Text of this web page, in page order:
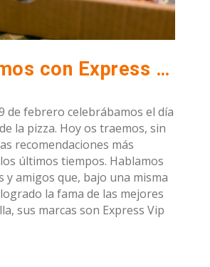
Celebramos con Express Vip Pizzas® y Masakali pizza® el día internacional de este manjar.
de febrero celebrábamos el día
la pizza. Hoy os traemos, sin
recomendaciones más
últimos tiempos. Hablamos
y amigos que, bajo una misma
la fama de las mejores
sus marcas son Express Vip